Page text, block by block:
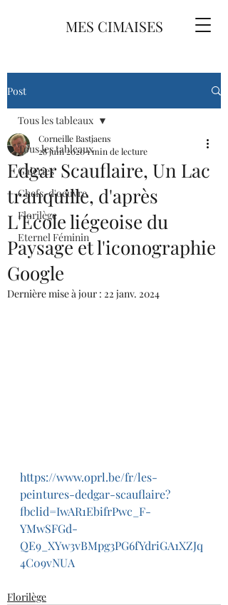
MES CIMAISES
Post
Tous les tableaux
Galeries
Chefs-d'oeuvre
Florilège
Eternel Féminin
Tous les tableaux
Edgar Scauflaire, Un Lac
tranquille, d'après
L'Ecole liégeoise du
Paysage et l'iconographie
Google
Corneille Bastjaens
28 juin 20201 min de lecture
Dernière mise à jour : 22 janv. 2024
https://www.oprl.be/fr/les-
peintures-dedgar-scauflaire?
fbclid=IwAR1EbifrPwc_F-
YMwSFGd-
QE9_XYw3vBMpg3PG6fYdriGA1XZJq
4C09vNUA
Florilège